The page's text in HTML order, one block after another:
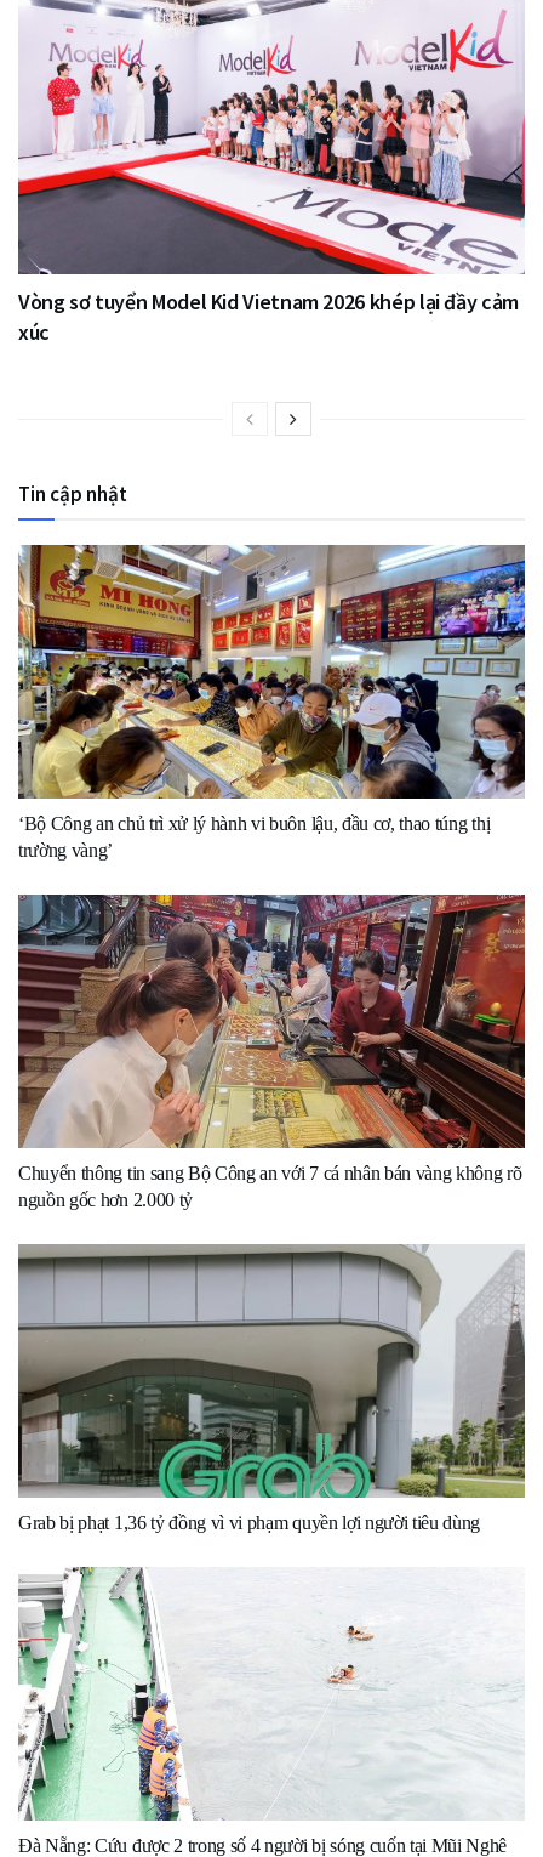
Vòng sơ tuyển Model Kid Vietnam 2026 khép lại đầy cảm
xúc
Tin cập nhật
‘Bộ Công an chủ trì xử lý hành vi buôn lậu, đầu cơ, thao túng thị
trường vàng’
Chuyển thông tin sang Bộ Công an với 7 cá nhân bán vàng không rõ
nguồn gốc hơn 2.000 tỷ
Grab bị phạt 1,36 tỷ đồng vì vi phạm quyền lợi người tiêu dùng
Đà Nẵng: Cứu được 2 trong số 4 người bị sóng cuốn tại Mũi Nghê